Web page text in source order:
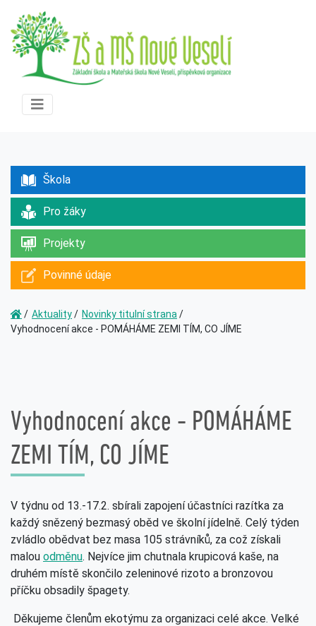
Škola
Pro žáky
Projekty
Povinné údaje
Aktuality
Novinky titulní strana
Vyhodnocení akce - POMÁHÁME ZEMI TÍM, CO JÍME
Vyhodnocení akce - POMÁHÁME
ZEMI TÍM, CO JÍME
V týdnu od 13.-17.2. sbírali zapojení účastníci razítka za
každý snězený bezmasý oběd ve školní jídelně. Celý týden
zvládlo obědvat bez masa 105 strávníků, za což získali
malou odměnu. Nejvíce jim chutnala krupicová kaše, na
druhém místě skončilo zeleninové rizoto a bronzovou
příčku obsadily špagety.
Děkujeme členům ekotýmu za organizaci celé akce. Velké